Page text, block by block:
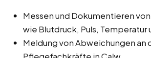
Messen und Dokumentieren
wie Blutdruck, Puls, Temperatur
Meldung von Abweichungen an